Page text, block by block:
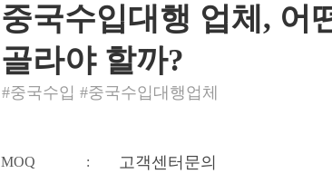
중국수입대행 업체, 어
골라야 할까?
#중국수입 #중국수입대행업체
MOQ : 고객센터문의